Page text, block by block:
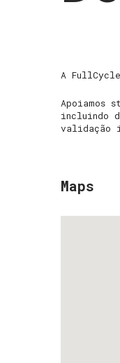
A
Apoiamos
incluindo
validação
Maps